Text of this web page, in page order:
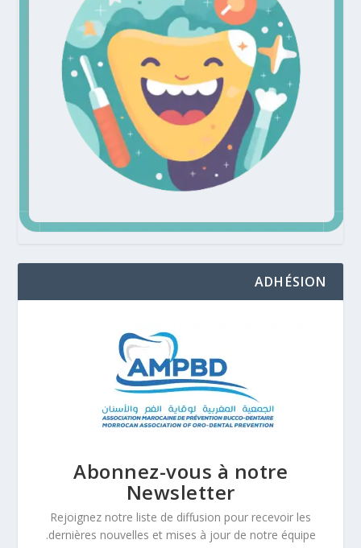
ADHÉSION
Abonnez-vous à notre
Newsletter
Rejoignez notre liste de diffusion pour recevoir les
dernières nouvelles et mises à jour de notre équipe.